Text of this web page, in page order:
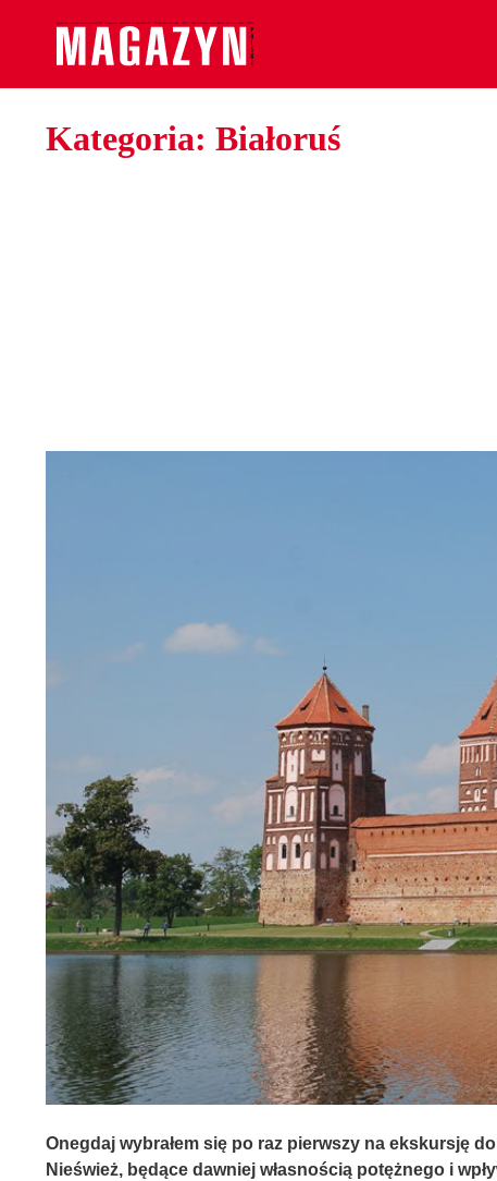
Kategoria: Białoruś
Onegdaj wybrałem się po raz pierwszy na ekskursję
Nieśwież, będące dawniej własnością potężnego i